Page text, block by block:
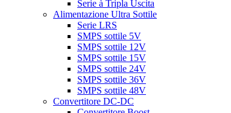
Serie à Tripla Uscita
Alimentazione Ultra Sottile
Serie LRS
SMPS sottile 5V
SMPS sottile 12V
SMPS sottile 15V
SMPS sottile 24V
SMPS sottile 36V
SMPS sottile 48V
Convertitore DC-DC